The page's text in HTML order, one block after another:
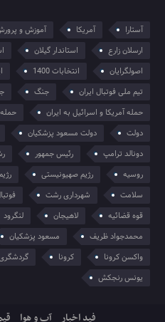
آستارا آمریکا آموزش و
ارسلان زارع
استاندار گیلان
اصولگرایان
انتخابات 1400
تیم ملی فوتبال ایران
جنگ
حمله آمریکا و اسرائیل به ایران
دولت
دولت مسعود پزشکیان
دونالد ترامپ
رئیس جمهور
روسیه
رژیم صهیونیستی
سلامت
شهرداری رشت
قوه قضائیه
لاهیجان لنگرود
محمدجواد ظریف
مسعود پزشکیان
واکسن کرونا
کرونا
یونس رنجکش
فید اخبار آب و هوا